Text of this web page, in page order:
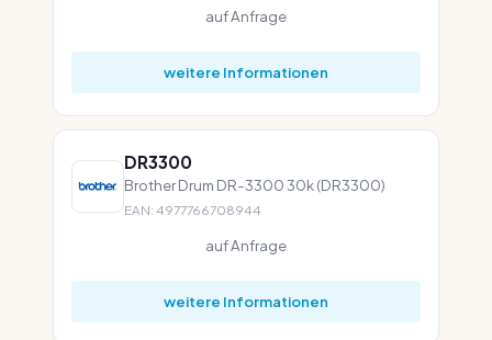
auf Anfrage
weitere Informationen
DR3300
Brother Drum DR-3300 30k (DR3300)
EAN: 4977766708944
auf Anfrage
weitere Informationen